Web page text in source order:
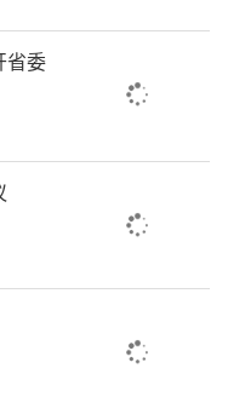
战。面对不利
和广大党员干
让先锋模范作
社区党总支一线
设备，对堵塞的
障排水畅通。忻
党员坚守岗
落石塌方，全
省委